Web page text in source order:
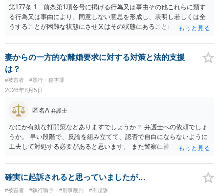
第177条 1 前条第1項各号に掲げる行為又は事由その他これらに類す
る行為又は事由により、同意しない意思を形成し、表明し若しくは全
うすることが困難な状態にさせ又はその状態にあることに乗じて、性
く。）若しくは物を挿入する行為であってわいせつなもの（以下この
条及び第179条第2項において「性交等」という。）をした者は、婚姻
関係の有無にかかわらず、5年以上の有期拘禁刑に処する。 第176条 1
次に掲げる行為又は事由その他これらに類する行為又は事由により、
同意しない意思を形成し、表明し若しくは全うすることが困難な状態
にさせ又はその状態にあることに乗じて、わいせつな行為をした者
は、婚姻関係の有無にかかわらず、6月以上10年以下の拘禁刑に処す
る。 ③アルコール若しくは薬物を摂取させること又はそれらの影響が
あること。 以上の通りですから、アルコール摂取だけでなく、「同意
しない意思を形成し、表明し若しくは全うすることが困難な状態」で
あることが必要です。
妻からの一方的な離婚要求に対する対策と法的支援
は？
#被害者 #暴行・傷害罪
2026年8月5日
匿名A 弁護士
なにか有効な打開策などありますでしょうか？ 弁護士への依頼でしょ
うか。 早い段階で、反論を組み立てて、認否で自白にならないように
工夫して対処する必要があると思います。 また警察に被害届を出すと
告訴状を作って証拠をそろえて出すことでしょう。
確実に起訴されると思っていましたが…
#被害者 #執行猶予 #刑事裁判 #不起訴